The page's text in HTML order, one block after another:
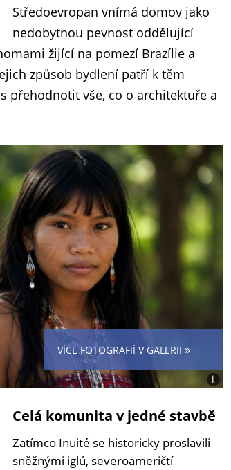
Středoevropan vnímá domov jako
nedobytnou pevnost oddělující
žijící na pomezí Brazílie a
způsob bydlení patří k těm
přehodnotit vše, co o architektuře a
VÍCE FOTOGRAFIÍ V GALERII »
i
Foto:
Grof
Celá komunita v jedné stavbě
Zatímco Inuité se historicky proslavili
sněžnými iglú, severoameričtí